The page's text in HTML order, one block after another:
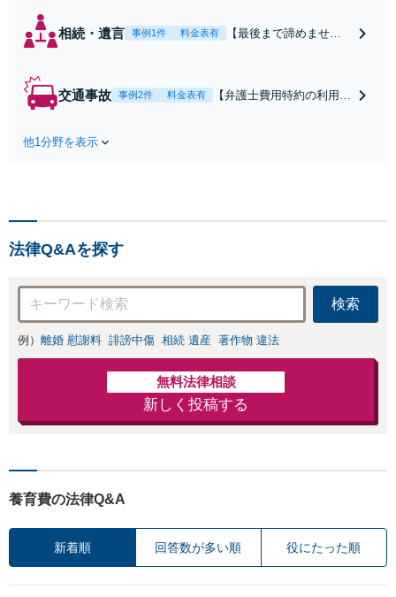
相続・遺言 事例1件 料金表有
【最後まで諦めませ
合意してしまう前にご
交通事故 事例2件 料金表有
【弁護士費用特約の利用＆
は損をしてしまうかもしれ
他1分野を表示
法律Q&Aを探す
検索
例） 離婚 慰謝料 誹謗中傷 相続 遺産 著作物 違法
無料法律相談
新しく投稿する
養育費の法律Q&A
新着順 回答数が多い順 役にたった順